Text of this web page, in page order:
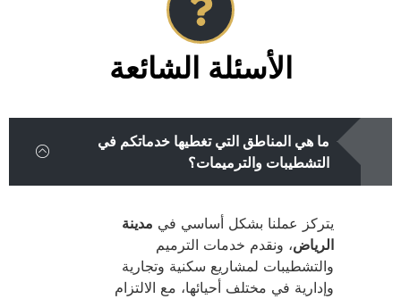
الأسئلة الشائعة
ما هي المناطق التي تغطيها خدماتكم في
التشطيبات والترميمات؟
يتركز عملنا بشكل أساسي في مدينة
الرياض، ونقدم خدمات الترميم
والتشطيبات لمشاريع سكنية وتجارية
وإدارية في مختلف أحيائها، مع الالتزام